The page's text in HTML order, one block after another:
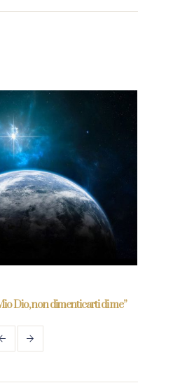
Dio, non dimenticarti di me”